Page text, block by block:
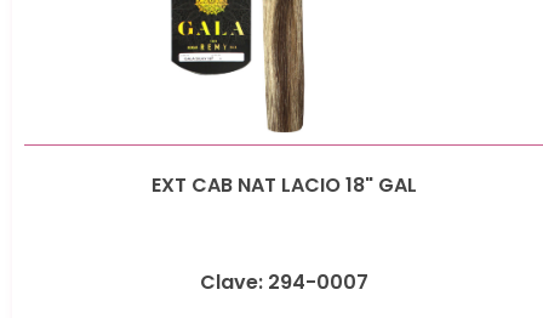
EXT CAB NAT LACIO 18" GAL
Clave: 294-0007